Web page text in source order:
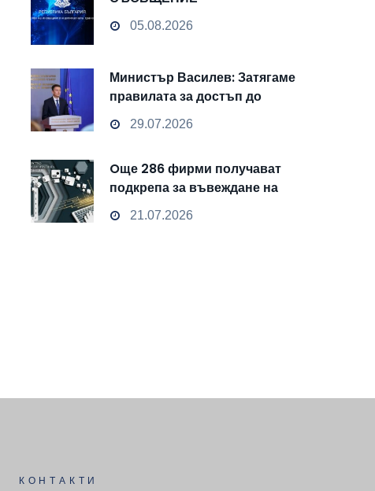
05.08.2026
Министър Василев: Затягаме
правилата за достъп до
чувствителни данни
29.07.2026
Oще 286 фирми получават
подкрепа за въвеждане на
изкуствен интелект и
облачни технологии
21.07.2026
КОНТАКТИ